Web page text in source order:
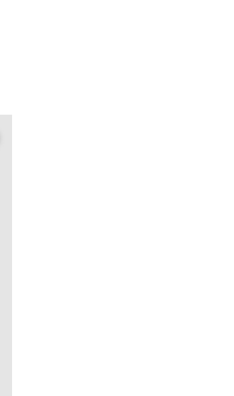
cette page au